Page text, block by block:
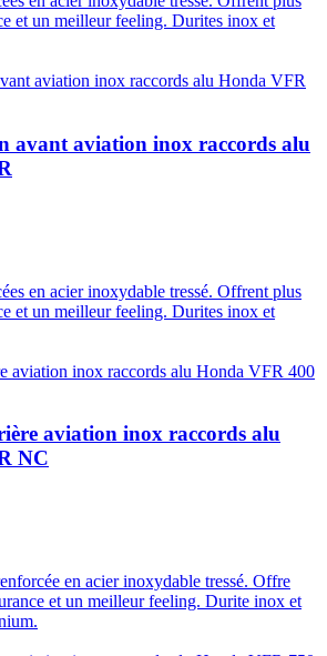
et un meilleur feeling. Durites inox et
avant aviation inox raccords alu
en acier inoxydable tressé. Offrent plus
et un meilleur feeling. Durites inox et
aviation inox raccords alu
NC
en acier inoxydable tressé. Offre
et un meilleur feeling. Durite inox et